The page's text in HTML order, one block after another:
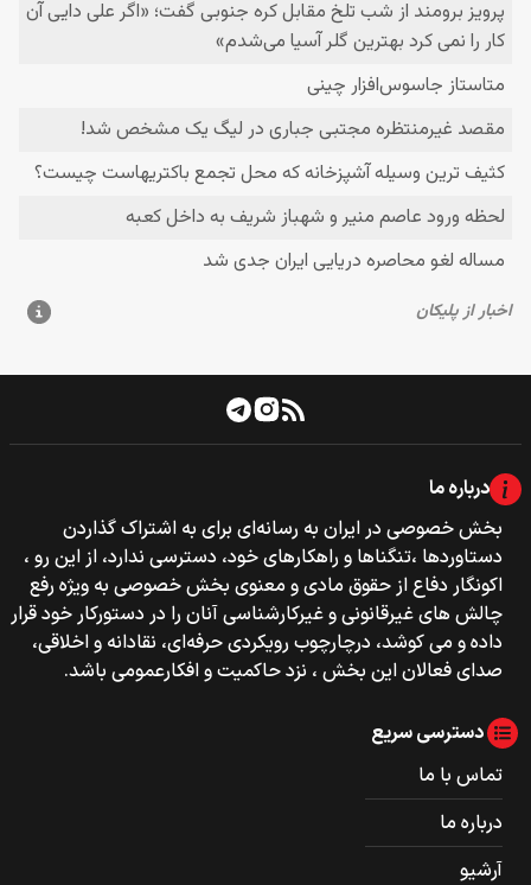
درباره ما
بخش خصوصی‌‌ در ایران به رسانه‌ای برای به اشتراک گذاردن
دستاوردها ،تنگناها و راهکارهای خود، دسترسی ندارد، از این رو ،
اکونگار دفاع از حقوق مادی و معنوی بخش خصوصی به ویژه رفع
چالش های غیرقانونی و غیرکارشناسی آنان را در دستورکار خود قرار
داده و می کوشد، درچارچوب رویکردی حرفه‌ای، نقادانه و اخلاقی،
صدای فعالان این بخش ، نزد حاکمیت و افکارعمومی باشد.
دسترسی سریع
تماس با ما
درباره ما
آرشیو